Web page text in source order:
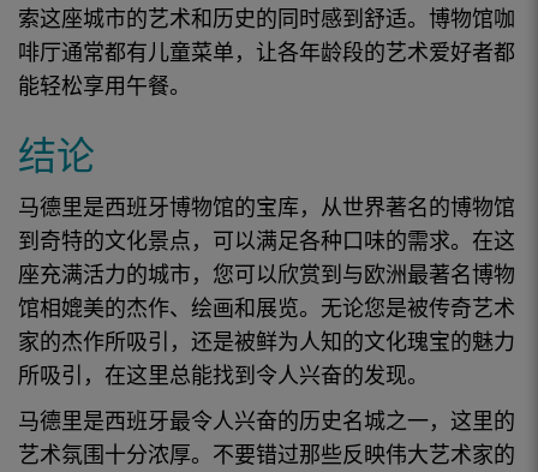
索这座城市的艺术和历史的同时感到舒适。 博物馆咖
啡厅通常都有儿童菜单，让各年龄段的艺术爱好者都
能轻松享用午餐。
结论
马德里是西班牙博物馆的宝库，从世界著名的博物馆
到奇特的文化景点，可以满足各种口味的需求。在这
座充满活力的城市，您可以欣赏到与欧洲最著名博物
馆相媲美的杰作、绘画和展览。无论您是被传奇艺术
家的杰作所吸引，还是被鲜为人知的文化瑰宝的魅力
所吸引，在这里总能找到令人兴奋的发现。
马德里是西班牙最令人兴奋的历史名城之一，这里的
艺术氛围十分浓厚。不要错过那些反映伟大艺术家的